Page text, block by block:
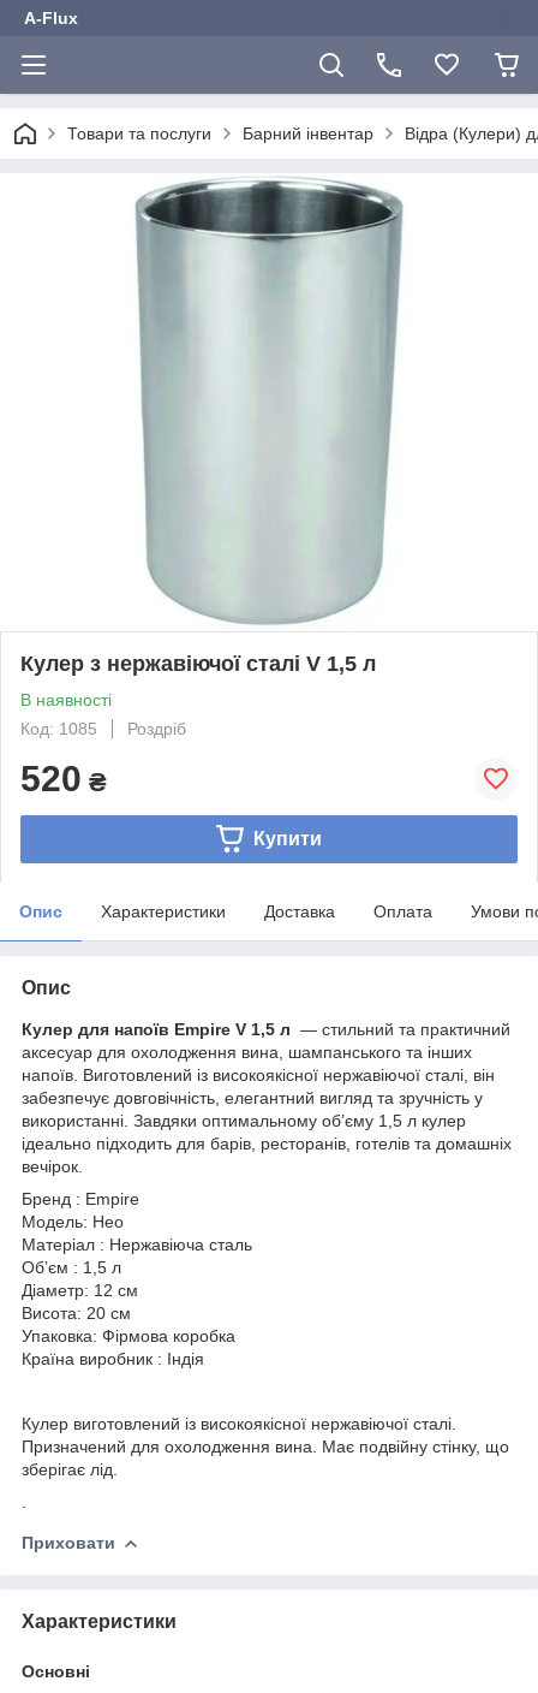
A-Flux
Товари та послуги Барний інвентар Відра (Кулери)
Кулер з нержавіючої сталі V 1,5 л
В наявності
Код: 1085
Роздріб
520 ₴
Купити
Опис Характеристики Доставка Оплата Умови
Опис
Кулер для напоїв Empire V 1,5 л — стильний та практичний
аксесуар для охолодження вина, шампанського та інших
напоїв. Виготовлений із високоякісної нержавіючої сталі, він
забезпечує довговічність, елегантний вигляд та зручність у
використанні. Завдяки оптимальному об’єму 1,5 л кулер
ідеально підходить для барів, ресторанів, готелів та домашніх
вечірок.
Бренд : Empire
Модель: Нео
Матеріал : Нержавіюча сталь
Об’єм : 1,5 л
Діаметр: 12 см
Висота: 20 см
Упаковка: Фірмова коробка
Країна виробник : Індія
Кулер виготовлений із високоякісної нержавіючої сталі.
Призначений для охолодження вина. Має подвійну стінку, що
зберігає лід.
Приховати
Характеристики
Основні